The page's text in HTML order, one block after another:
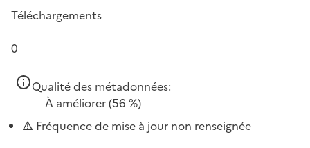
Téléchargements
0
Qualité des métadonnées:
À améliorer(56 %)
Fréquence de mise à jour non renseignée